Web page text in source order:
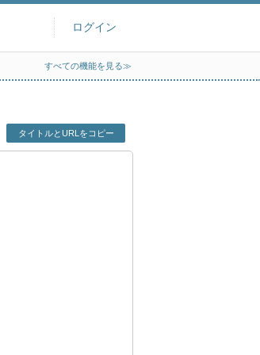
ログイン
すべての機能を見る≫
タイトルとURLをコピー